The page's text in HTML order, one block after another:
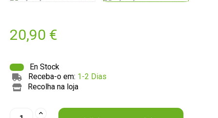
20,90 €
En Stock
Receba-o em: 1-2 Dias
Recolha na loja